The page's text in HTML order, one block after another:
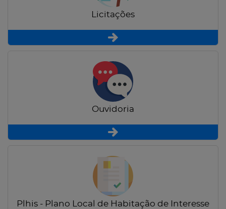
Licitações
Ouvidoria
Plhis - Plano Local de Habitação de Interesse